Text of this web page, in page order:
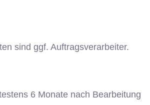
sind ggf. Auftragsverarbeiter.
6 Monate nach Bearbeitung